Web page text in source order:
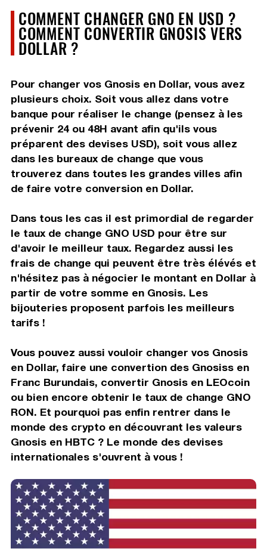
COMMENT CHANGER GNO EN USD ?
COMMENT CONVERTIR GNOSIS VERS
DOLLAR ?
Pour changer vos Gnosis en Dollar, vous avez
plusieurs choix. Soit vous allez dans votre
banque pour réaliser le change (pensez à les
prévenir 24 ou 48H avant afin qu'ils vous
préparent des devises USD), soit vous allez
dans les bureaux de change que vous
trouverez dans toutes les grandes villes afin
de faire votre conversion en Dollar.
Dans tous les cas il est primordial de regarder
le taux de change GNO USD pour être sur
d'avoir le meilleur taux. Regardez aussi les
frais de change qui peuvent être très élévés et
n'hésitez pas à négocier le montant en Dollar à
partir de votre somme en Gnosis. Les
bijouteries proposent parfois les meilleurs
tarifs !
Vous pouvez aussi vouloir changer vos Gnosis
en Dollar, faire une convertion des Gnosiss en
Franc Burundais, convertir Gnosis en LEOcoin
ou bien encore obtenir le taux de change GNO
RON. Et pourquoi pas enfin rentrer dans le
monde des crypto en découvrant les valeurs
Gnosis en HBTC ? Le monde des devises
internationales s'ouvrent à vous !